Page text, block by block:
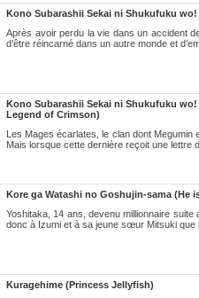
Kono Subarashii Sekai ni Shukufuku wo!
Après avoir perdu la vie dans un accident
d’être réincarné dans un autre monde et
Kono Subarashii Sekai ni Shukufuku
Legend of Crimson)
Les Mages écarlates, le clan dont Megumin
Mais lorsque cette dernière reçoit une lettre
Kore ga Watashi no Goshujin-sama (He
Yoshitaka, 14 ans, devenu millionnaire suite
donc à Izumi et à sa jeune sœur Mitsuki que
Kuragehime (Princess Jellyfish)